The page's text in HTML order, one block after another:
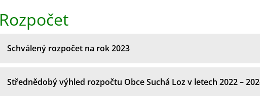
Rozpočet
Schválený rozpočet na rok 2023
Střednědobý výhled rozpočtu Obce Suchá Loz v letech 2022 –